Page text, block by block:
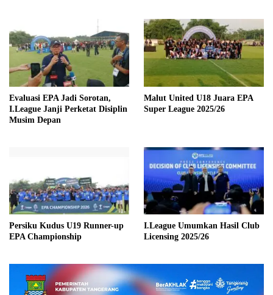
Evaluasi EPA Jadi Sorotan,
I.League Janji Perketat Disiplin
Musim Depan
Malut United U18 Juara EPA
Super League 2025/26
Persiku Kudus U19 Runner-up
EPA Championship
I.League Umumkan Hasil Club
Licensing 2025/26